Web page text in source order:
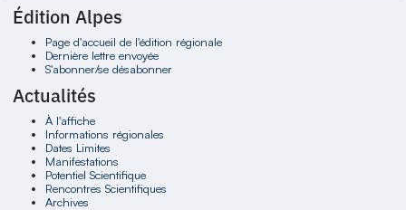
Édition Alpes
Page d'accueil de l'édition régionale
Dernière lettre envoyée
S'abonner/se désabonner
Actualités
À l'affiche
Informations régionales
Dates Limites
Manifestations
Potentiel Scientifique
Rencontres Scientifiques
Archives